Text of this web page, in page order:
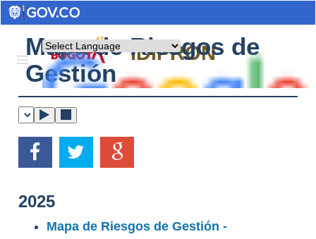
Powered by
IDIPRON
Mapa de Riesgos de
Gestión
2025
Mapa de Riesgos de Gestión -